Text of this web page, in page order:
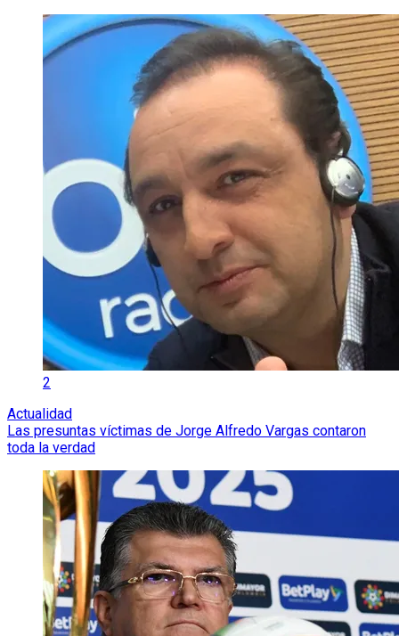
2
Actualidad
Las presuntas víctimas de Jorge Alfredo Vargas contaron
toda la verdad